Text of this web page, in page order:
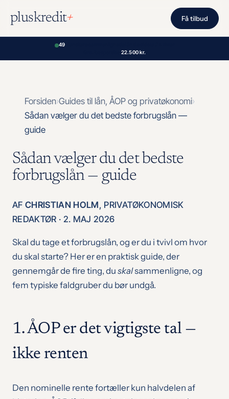
pluskredit+ Få tilbud
49
22.500 kr.
Forsiden Guides til lån, ÅOP og privatøkonomi
Sådan vælger du det bedste forbrugslån —
guide
Sådan vælger du det bedste
forbrugslån — guide
AFCHRISTIAN HOLM, PRIVATØKONOMISK
REDAKTØR · 2. MAJ 2026
Skal du tage et forbrugslån, og er du i tvivl om hvor
du skal starte? Her er en praktisk guide, der
gennemgår de fire ting, du skalsammenligne, og
fem typiske faldgruber du bør undgå.
1. ÅOP er det vigtigste tal —
ikke renten
Den nominelle rente fortæller kun halvdelen af